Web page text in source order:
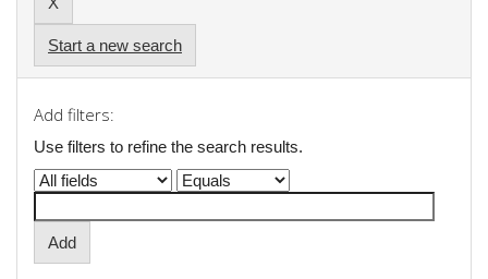
Start a new search
Add filters:
Use filters to refine the search results.